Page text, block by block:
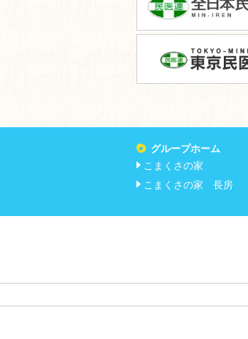
グループホーム
こまくさの家
こまくさの家 長房